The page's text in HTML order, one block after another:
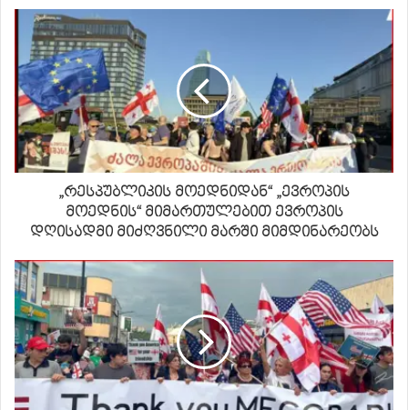
„რესპუბლიკის მოედნიდან“ „ევროპის
მოედნის“ მიმართულებით ევროპის
დღისადმი მიძღვნილი მარში მიმდინარეობს